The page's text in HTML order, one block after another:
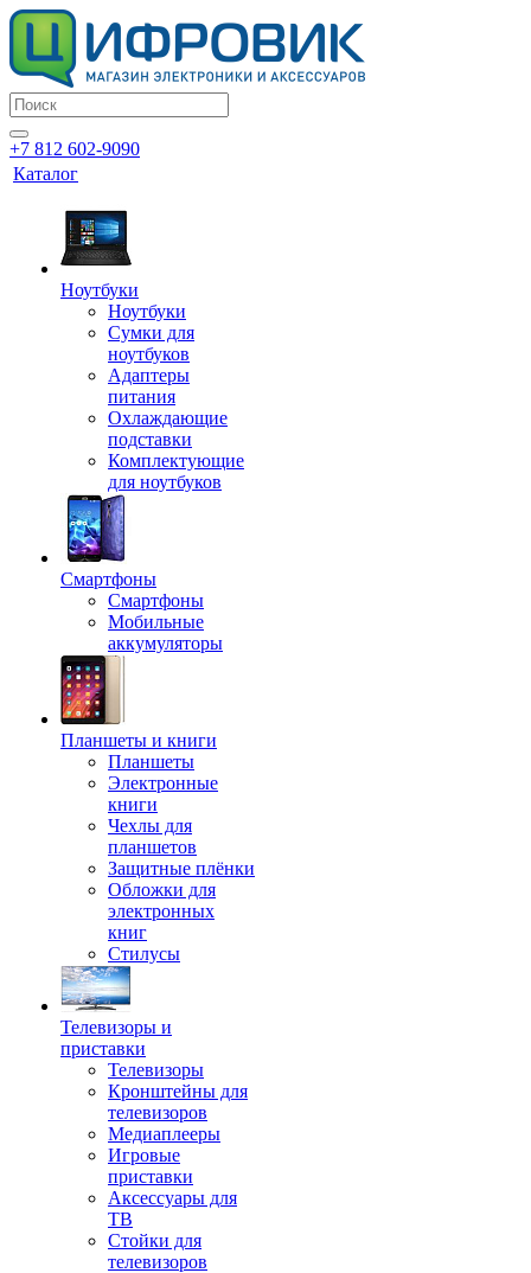
+7 812 602-9090
Каталог
Ноутбуки
Ноутбуки
Сумки для
ноутбуков
Адаптеры
питания
Охлаждающие
подставки
Комплектующие
для ноутбуков
Смартфоны
Смартфоны
Мобильные
аккумуляторы
Планшеты и книги
Планшеты
Электронные
книги
Чехлы для
планшетов
Защитные плёнки
Обложки для
электронных
книг
Стилусы
Телевизоры и
приставки
Телевизоры
Кронштейны для
телевизоров
Медиаплееры
Игровые
приставки
Аксессуары для
ТВ
Стойки для
телевизоров